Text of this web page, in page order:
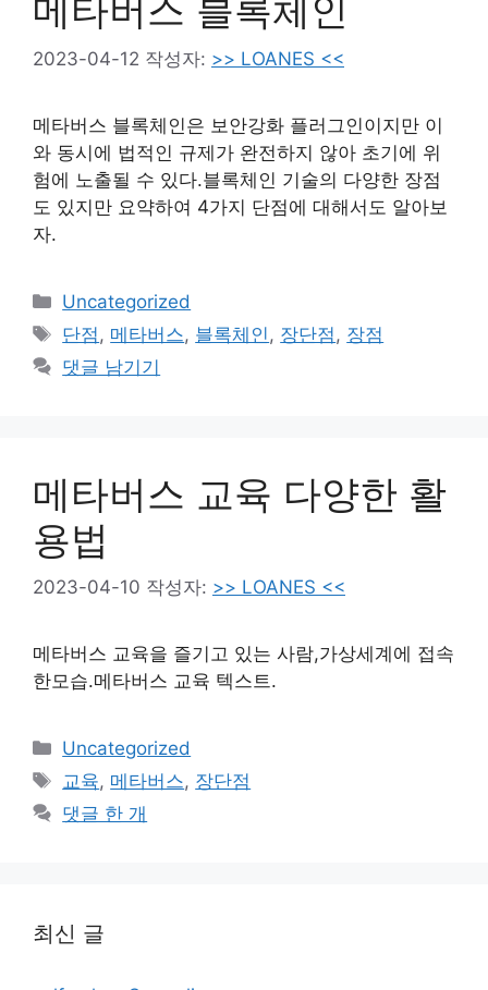
메타버스 블록체인
2023-04-12 작성자: >> LOANES <<
메타버스 블록체인은 보안강화 플러그인이지만 이
와 동시에 법적인 규제가 완전하지 않아 초기에 위
험에 노출될 수 있다.블록체인 기술의 다양한 장점
도 있지만 요약하여 4가지 단점에 대해서도 알아보
자.
카
테
리
Uncategorized
태
그
단점 , 메타버스, 블록체인 , 장단점 , 장점
댓글 남기기
메타버스 교육 다양한 활
용법
2023-04-10 작성자: >> LOANES <<
메타버스 교육을 즐기고 있는 사람,가상세계에 접속
한모습.메타버스 교육 텍스트.
카
테
리
Uncategorized
태
그
교육, 메타버스, 장단점
댓글 한 개
최신 글